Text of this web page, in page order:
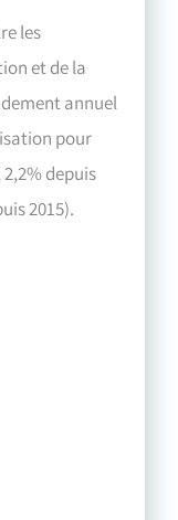
les
et de la
annuel
pour
depuis
2015).